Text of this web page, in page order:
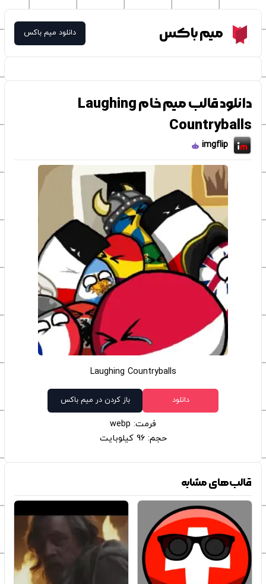
Meme Boxمیم باکس دانلود میم باکس
دانلود قالب میم خام Laughing
Countryballs
imgflip
Laughing Countryballs
دانلود باز کردن در میم باکس
فرمت: webp
حجم: 96 کیلوبایت
قالب‌های مشابه